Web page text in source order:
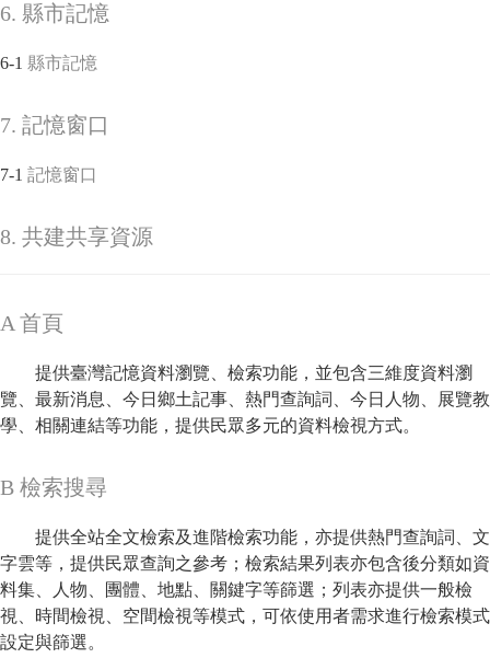
6. 縣市記憶
6-1 縣市記憶
7. 記憶窗口
7-1 記憶窗口
8. 共建共享資源
A 首頁
提供臺灣記憶資料瀏覽、檢索功能，並包含三維度資料瀏
覽、最新消息、今日鄉土記事、熱門查詢詞、今日人物、展覽教
學、相關連結等功能，提供民眾多元的資料檢視方式。
B 檢索搜尋
提供全站全文檢索及進階檢索功能，亦提供熱門查詢詞、文
字雲等，提供民眾查詢之參考；檢索結果列表亦包含後分類如資
料集、人物、團體、地點、關鍵字等篩選；列表亦提供一般檢
視、時間檢視、空間檢視等模式，可依使用者需求進行檢索模式
設定與篩選。